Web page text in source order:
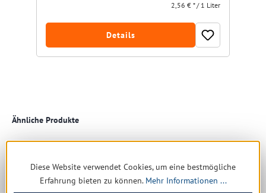
2,56 € * / 1 Liter
Details
Produktgalerie überspringen
Ähnliche Produkte
Restposten
Diese Website verwendet Cookies, um eine bestmögliche
Erfahrung bieten zu können. Mehr Informationen ...